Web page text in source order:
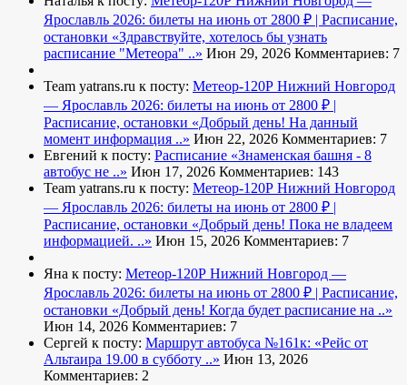
Ярославль 2026: билеты на июнь от 2800 ₽ | Расписание,
остановки «Здравствуйте, хотелось бы узнать
расписание "Метеора" ..» Июн 29, 2026 Комментариев: 7
Team yatrans.ru к посту: Метеор-120Р Нижний Новгород
— Ярославль 2026: билеты на июнь от 2800 ₽ |
Расписание, остановки «Добрый день! На данный
момент информация ..» Июн 22, 2026 Комментариев: 7
Евгений к посту: Расписание «Знаменская башня - 8
автобус не ..» Июн 17, 2026 Комментариев: 143
Team yatrans.ru к посту: Метеор-120Р Нижний Новгород
— Ярославль 2026: билеты на июнь от 2800 ₽ |
Расписание, остановки «Добрый день! Пока не владеем
информацией. ..» Июн 15, 2026 Комментариев: 7
Яна к посту: Метеор-120Р Нижний Новгород —
Ярославль 2026: билеты на июнь от 2800 ₽ | Расписание,
остановки «Добрый день! Когда будет расписание на ..»
Июн 14, 2026 Комментариев: 7
Сергей к посту: Маршрут автобуса №161к: «Рейс от
Альтаира 19.00 в субботу ..» Июн 13, 2026
Комментариев: 2